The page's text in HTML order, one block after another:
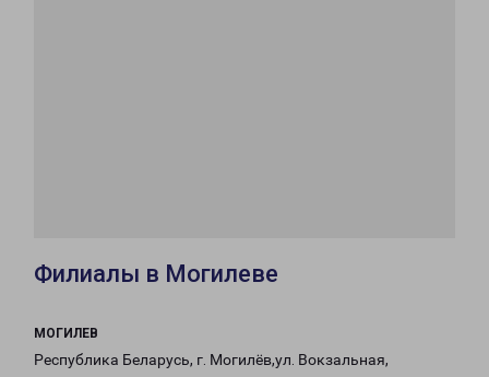
Филиалы в Могилеве
МОГИЛЕВ
Республика Беларусь, г. Могилёв,ул. Вокзальная,